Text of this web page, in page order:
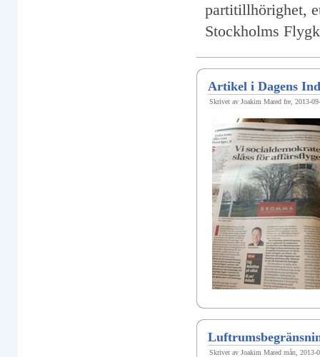
partitillhörighet,
Stockholms
Artikel i Dagens
Skrivet av Joakim Mared fre, 2013-
Skrivet av Joakim Mared mån, 2013-